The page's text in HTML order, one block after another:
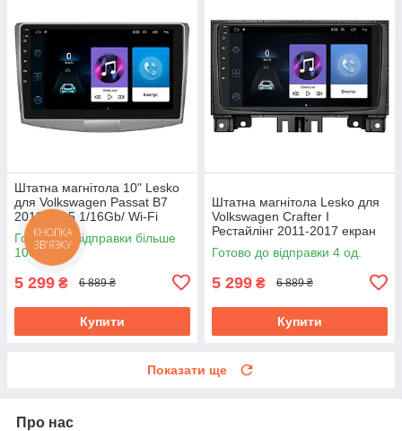
Штатна магнітола 10" Lesko
для Volkswagen Passat B7
2011-2015 1/16Gb/ Wi-Fi
Optima Вольксваген
Готово до відправки більше
100 од.
5 299 ₴ 6 889 ₴
Купити
Штатна магнітола Lesko для
Volkswagen Crafter I
Рестайлінг 2011-2017 екран
9" 1/16Gb Wi-Fi GPS Base
Готово до відправки 4 од.
5 299 ₴ 6 889 ₴
Купити
Показати ще
Про нас